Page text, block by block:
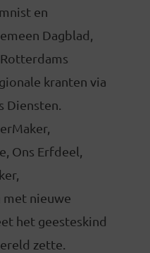
en
Dagblad,
kranten via
Diensten.
Ons Erfdeel,
nieuwe
het geesteskind
zette.